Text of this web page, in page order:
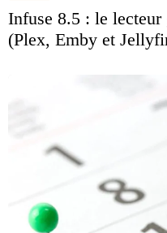
Infuse 8.5 : le lecteur
(Plex, Emby et